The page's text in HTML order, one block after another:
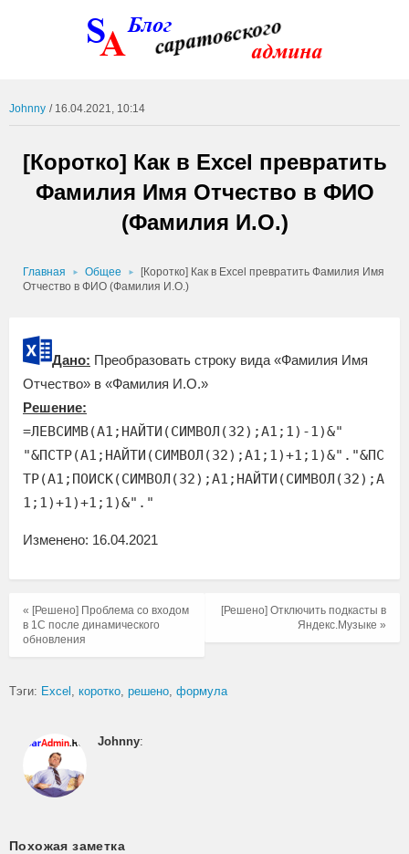
Johnny / 16.04.2021, 10:14
[Коротко] Как в Excel превратить
Фамилия Имя Отчество в ФИО
(Фамилия И.О.)
Главная Общее
[Коротко] Как в Excel превратить Фамилия Имя
Отчество в ФИО (Фамилия И.О.)
Дано: Преобразовать строку вида «Фамилия Имя
Отчество» в «Фамилия И.О.»
Решение:
=ЛЕВСИМВ(A1;НАЙТИ(СИМВОЛ(32);A1;1)-1)&"
"&ПСТР(A1;НАЙТИ(СИМВОЛ(32);A1;1)+1;1)&"."&ПС
ТР(A1;ПОИСК(СИМВОЛ(32);A1;НАЙТИ(СИМВОЛ(32);A
1;1)+1)+1;1)&"."
Изменено: 16.04.2021
[Решено] Отключить подкасты в
Яндекс.Музыке »
« [Решено] Проблема со входом
в 1С после динамического
обновления
Тэги: Excel коротко решено формула
Johnny:
Похожая заметка